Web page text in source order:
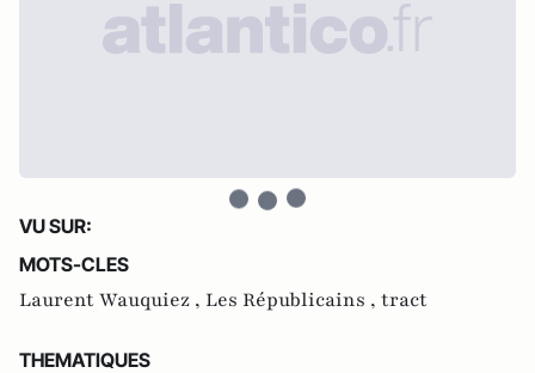
VU SUR:
MOTS-CLES
Laurent Wauquiez , Les Républicains , tract
THEMATIQUES